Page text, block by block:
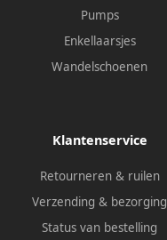
Pumps
Enkellaarsjes
Wandelschoenen
Klantenservice
Retourneren & ruilen
Verzending & bezorging
Status van bestelling